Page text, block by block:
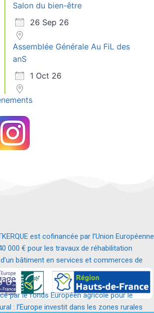
Salon du bien-être
26 Sep 26
Assemblée Générale Au FiL des
anS
1 Oct 26
est cofinancée par l’Union Européenne
000 € pour les travaux de réhabilitation
bâtiment en services et commerces de
proximité.
par le fonds Européen agricole pour le
: l’Europe investit dans les zones rurales